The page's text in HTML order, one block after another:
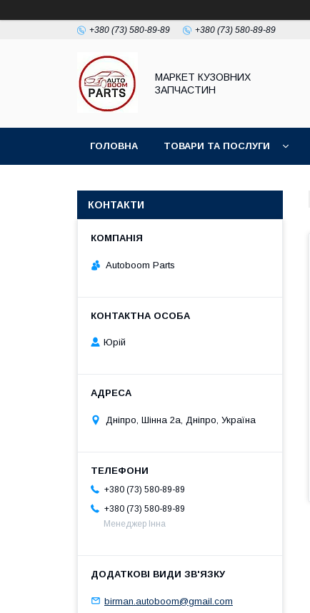
+380 (73) 580-89-89 +380 (73) 580-89-89
МАРКЕТ КУЗОВНИХ
ЗАПЧАСТИН
ГОЛОВНА ТОВАРИ ТА ПОСЛУГИ
КОНТАКТИ
Autoboom Parts
Юрій
Дніпро, Шінна 2а, Дніпро, Україна
+380 (73) 580-89-89
+380 (73) 580-89-89
Менеджер Інна
birman.autoboom@gmail.com